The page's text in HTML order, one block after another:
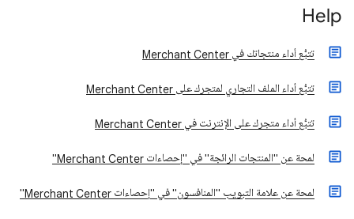
Help
تتبُّع أداء منتجاتك في Merchant Center
تتبُّع أداء الملف التجاري لمتجرك على Merchant Center
تتبُّع أداء متجرك على الإنترنت في Merchant Center
لمحة عن "المنتجات الرائجة" في "إحصاءات Merchant Center"
لمحة عن علامة التبويب "المنافسون" في "إحصاءات Merchant Center"